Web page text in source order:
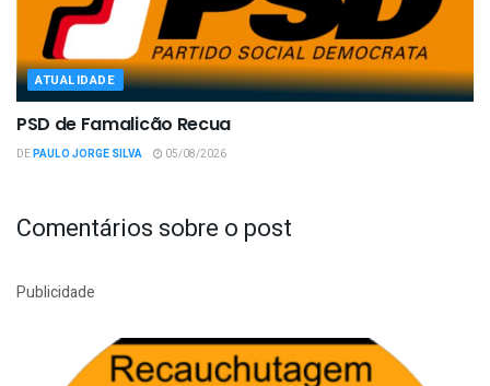
ATUALIDADE
PSD de Famalicão Recua
DEPAULO JORGE SILVA 05/08/2026
Comentários sobre o post
Publicidade